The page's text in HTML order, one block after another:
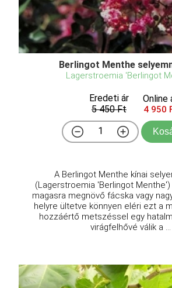
Berlingot Menthe
Lagerstroemia 'Berlingot
Eredeti ár
5 450 Ft
Online
4 950
A Berlingot Menthe kínai
(Lagerstroemia 'Berlingot
magasra megnövő fácska vagy
helyre ültetve könnyen eléri ezt a
hozzáértő metszéssel egy
virágfelhővé válik a ...